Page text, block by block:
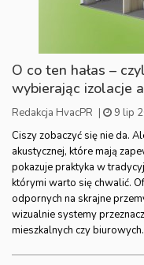
O co ten hałas –
wybierając izolacje
Redakcja HvacPR |
9 lip
Ciszy zobaczyć się nie da.
akustycznej, które mają
pokazuje praktyka w
którymi warto się chwalić.
odpornych na skrajne
wizualnie systemy
mieszkalnych czy biurowych.